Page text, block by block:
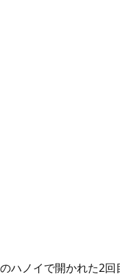
ハノイで開かれた2